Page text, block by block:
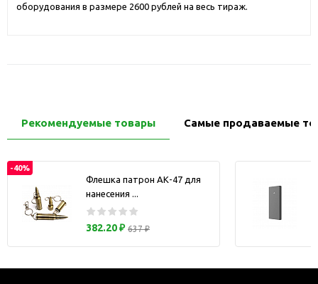
оборудования в размере 2600 рублей на весь тираж.
Рекомендуемые товары Самые продаваемые
-40%
Флешка патрон АК-47 для
нанесения ...
382.20 ₽ 637 ₽